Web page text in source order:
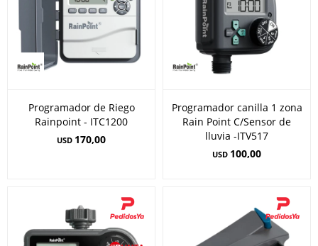
Programador de Riego
Rainpoint - ITC1200
USD 170,00
Programador canilla 1 zona
Rain Point C/Sensor de
lluvia -ITV517
USD 100,00